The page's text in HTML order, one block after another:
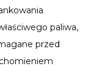
paliwa,
przed